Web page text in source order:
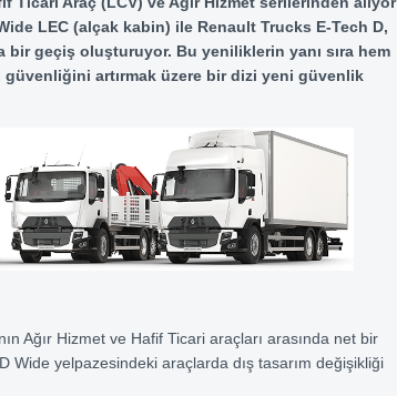
LEC (alçak kabin) ile Renault Trucks E-Tech D,
bir geçiş oluşturuyor. Bu yeniliklerin yanı sıra hem
güvenliğini artırmak üzere bir dizi yeni güvenlik
Ağır Hizmet ve Hafif Ticari araçları arasında net bir
Wide yelpazesindeki araçlarda dış tasarım değişikliği